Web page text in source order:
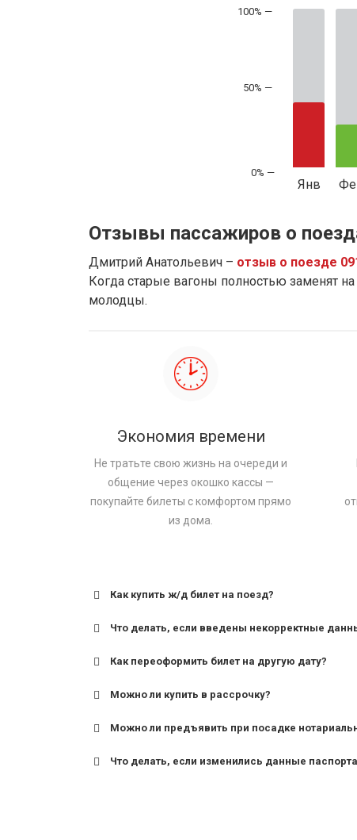
50% —
Янв
Отзывы пассажиров о
Дмитрий Анатольевич – отзыв о поезде
Когда старые вагоны полностью заменят
молодцы.
Экономия времени
Не тратьте свою жизнь на очереди и
общение через окошко кассы —
покупайте билеты с комфортом прямо
из дома.
Как купить ж/д билет на поезд?
Что делать, если введены некорректные
Как переоформить билет на другую дату?
Можно ли купить в рассрочку?
Можно ли предъявить при посадке
Что делать, если изменились данные